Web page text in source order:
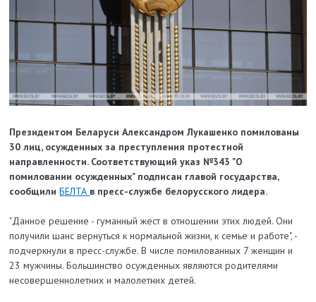
Президентом Беларуси Александром Лукашенко помилованы
30 лиц, осужденных за преступления протестной
направленности. Соответствующий указ №343 "О
помиловании осужденных" подписан главой государства,
сообщилиБЕЛТА в пресс-службе белорусского лидера.
"Данное решение - гуманный жест в отношении этих людей. Они
получили шанс вернуться к нормальной жизни, к семье и работе", -
подчеркнули в пресс-службе. В числе помилованных 7 женщин и
23 мужчины. Большинство осужденных являются родителями
несовершеннолетних и малолетних детей.